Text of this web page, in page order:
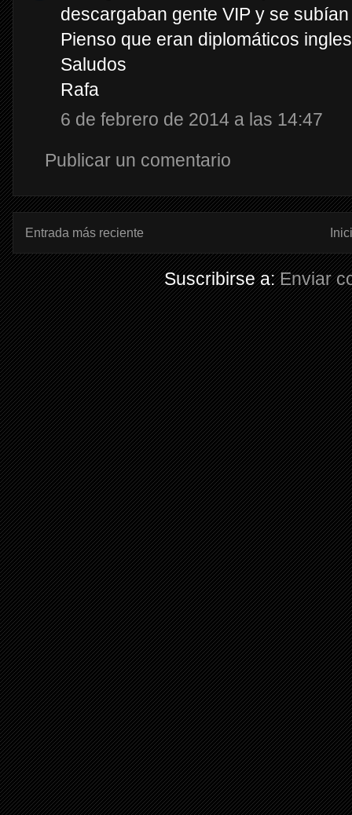
descargaban gente VIP y se
Pienso que eran diplomáticos
Saludos
Rafa
6 de febrero de 2014 a las 14:47
Publicar un comentario
Entrada más reciente
Suscribirse a:Enviar